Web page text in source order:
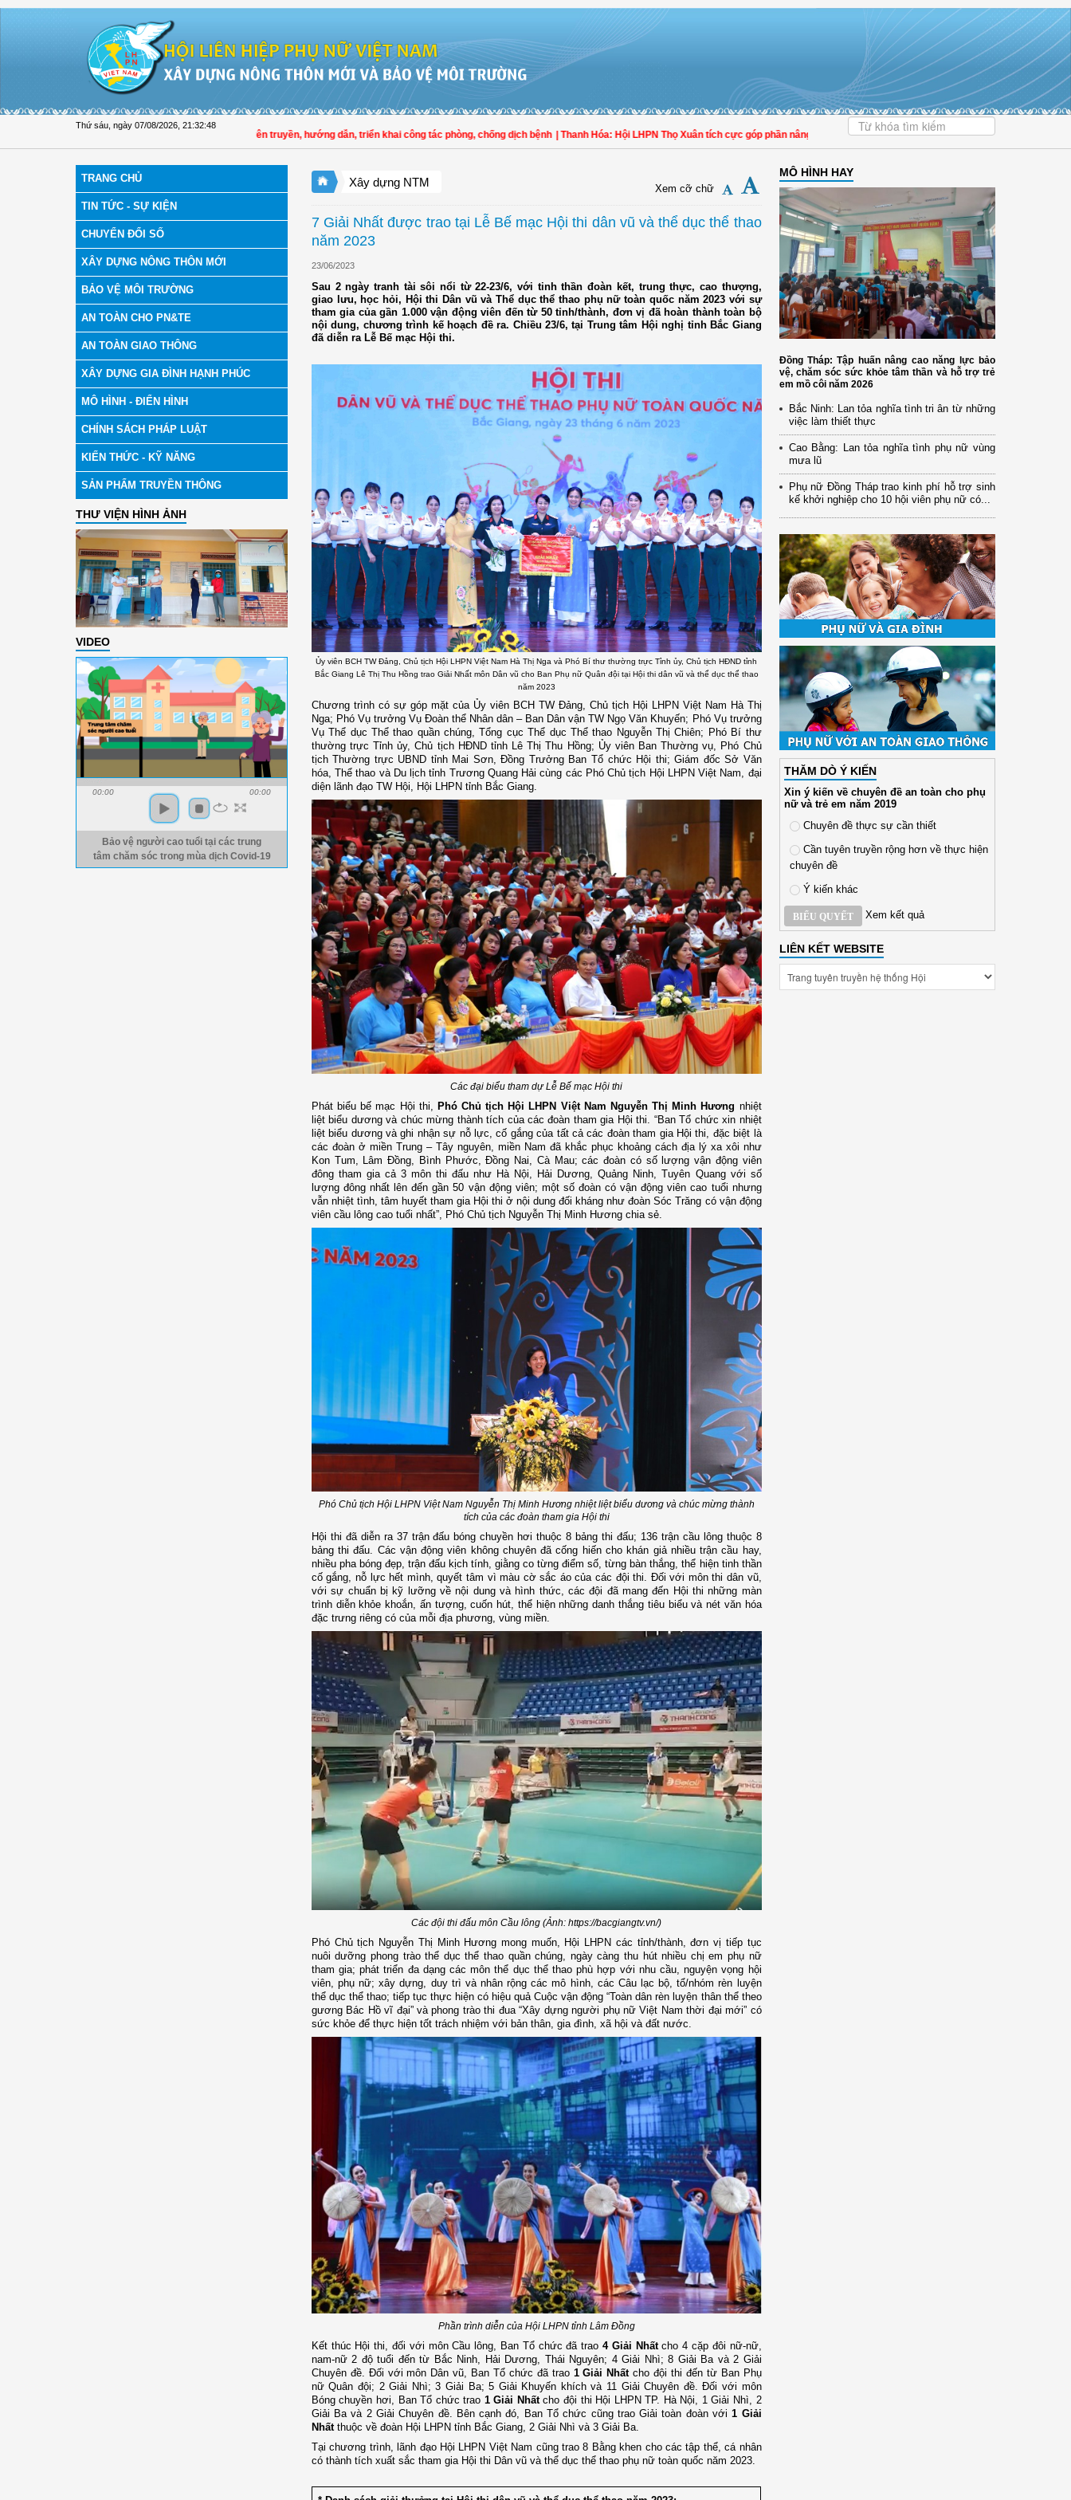
Thứ sáu, ngày 07/08/2026 21:32:49
Hội LHPN tỉnh Đồng Tháp tuyên truyền, hướng dẫn, triển khai công tác phòng, chống dịch bệnh | Thanh Hóa: Hội LHPN Thọ Xuân tích cực góp phần nâng cao tỷ lệ người dân tham gia bảo hiểm y tế
TRANG CHỦ
TIN TỨC - SỰ KIỆN
CHUYỂN ĐỔI SỐ
XÂY DỰNG NÔNG THÔN MỚI
BẢO VỆ MÔI TRƯỜNG
AN TOÀN CHO PN&TE
AN TOÀN GIAO THÔNG
XÂY DỰNG GIA ĐÌNH HẠNH PHÚC
MÔ HÌNH - ĐIỂN HÌNH
CHÍNH SÁCH PHÁP LUẬT
KIẾN THỨC - KỸ NĂNG
SẢN PHẨM TRUYỀN THÔNG
THƯ VIỆN HÌNH ẢNH
VIDEO
00:00 00:00
Bảo vệ người cao tuổi tại các trung
tâm chăm sóc trong mùa dịch Covid-19
Xây dựng NTM Xem cỡ chữ
7 Giải Nhất được trao tại Lễ Bế mạc Hội thi dân vũ và thể dục thể thao
năm 2023
23/06/2023
Sau 2 ngày tranh tài sôi nổi từ 22-23/6, với tinh thần đoàn kết, trung thực, cao thượng,
giao lưu, học hỏi, Hội thi Dân vũ và Thể dục thể thao phụ nữ toàn quốc năm 2023 với sự
tham gia của gần 1.000 vận động viên đến từ 50 tỉnh/thành, đơn vị đã hoàn thành toàn bộ
nội dung, chương trình kế hoạch đề ra. Chiều 23/6, tại Trung tâm Hội nghị tỉnh Bắc Giang
đã diễn ra Lễ Bế mạc Hội thi.
Ủy viên BCH TW Đảng, Chủ tịch Hội LHPN Việt Nam Hà Thị Nga và Phó Bí thư thường trực Tỉnh ủy, Chủ tịch HĐND tỉnh
Bắc Giang Lê Thị Thu Hồng trao Giải Nhất môn Dân vũ cho Ban Phụ nữ Quân đội tại Hội thi dân vũ và thể dục thể thao
năm 2023
Chương trình có sự góp mặt của Ủy viên BCH TW Đảng, Chủ tịch Hội LHPN Việt Nam Hà Thị
Nga; Phó Vụ trưởng Vụ Đoàn thể Nhân dân – Ban Dân vận TW Ngọ Văn Khuyến; Phó Vụ trưởng
Vụ Thể dục Thể thao quần chúng, Tổng cục Thể dục Thể thao Nguyễn Thị Chiên; Phó Bí thư
thường trực Tỉnh ủy, Chủ tịch HĐND tỉnh Lê Thị Thu Hồng; Ủy viên Ban Thường vụ, Phó Chủ
tịch Thường trực UBND tỉnh Mai Sơn, Đồng Trưởng Ban Tổ chức Hội thi; Giám đốc Sở Văn
hóa, Thể thao và Du lịch tỉnh Trương Quang Hải cùng các Phó Chủ tịch Hội LHPN Việt Nam, đại
diện lãnh đạo TW Hội, Hội LHPN tỉnh Bắc Giang.
Các đại biểu tham dự Lễ Bế mạc Hội thi
Phát biểu bế mạc Hội thi, Phó Chủ tịch Hội LHPN Việt Nam Nguyễn Thị Minh Hương nhiệt
liệt biểu dương và chúc mừng thành tích của các đoàn tham gia Hội thi. “Ban Tổ chức xin nhiệt
liệt biểu dương và ghi nhận sự nỗ lực, cố gắng của tất cả các đoàn tham gia Hội thi, đặc biệt là
các đoàn ở miền Trung – Tây nguyên, miền Nam đã khắc phục khoảng cách địa lý xa xôi như
Kon Tum, Lâm Đồng, Bình Phước, Đồng Nai, Cà Mau; các đoàn có số lượng vận động viên
đông tham gia cả 3 môn thi đấu như Hà Nội, Hải Dương, Quảng Ninh, Tuyên Quang với số
lượng đông nhất lên đến gần 50 vận động viên; một số đoàn có vận động viên cao tuổi nhưng
vẫn nhiệt tình, tâm huyết tham gia Hội thi ở nội dung đối kháng như đoàn Sóc Trăng có vận động
viên cầu lông cao tuổi nhất”, Phó Chủ tịch Nguyễn Thị Minh Hương chia sẻ.
Phó Chủ tịch Hội LHPN Việt Nam Nguyễn Thị Minh Hương nhiệt liệt biểu dương và chúc mừng thành
tích của các đoàn tham gia Hội thi
Hội thi đã diễn ra 37 trận đấu bóng chuyền hơi thuộc 8 bảng thi đấu; 136 trận cầu lông thuộc 8
bảng thi đấu. Các vận động viên không chuyên đã cống hiến cho khán giả nhiều trận cầu hay,
nhiều pha bóng đẹp, trận đấu kịch tính, giằng co từng điểm số, từng bàn thắng, thể hiện tinh thần
cố gắng, nỗ lực hết mình, quyết tâm vì màu cờ sắc áo của các đội thi. Đối với môn thi dân vũ,
với sự chuẩn bị kỹ lưỡng về nội dung và hình thức, các đội đã mang đến Hội thi những màn
trình diễn khỏe khoắn, ấn tượng, cuốn hút, thể hiện những danh thắng tiêu biểu và nét văn hóa
đặc trưng riêng có của mỗi địa phương, vùng miền.
Các đội thi đấu môn Cầu lông (Ảnh: https://bacgiangtv.vn/)
Phó Chủ tịch Nguyễn Thị Minh Hương mong muốn, Hội LHPN các tỉnh/thành, đơn vị tiếp tục
nuôi dưỡng phong trào thể dục thể thao quần chúng, ngày càng thu hút nhiều chị em phụ nữ
tham gia; phát triển đa dạng các môn thể dục thể thao phù hợp với nhu cầu, nguyện vọng hội
viên, phụ nữ; xây dựng, duy trì và nhân rộng các mô hình, các Câu lạc bộ, tổ/nhóm rèn luyện
thể dục thể thao; tiếp tục thực hiện có hiệu quả Cuộc vận động “Toàn dân rèn luyện thân thể theo
gương Bác Hồ vĩ đại” và phong trào thi đua “Xây dựng người phụ nữ Việt Nam thời đại mới” có
sức khỏe để thực hiện tốt trách nhiệm với bản thân, gia đình, xã hội và đất nước.
Phần trình diễn của Hội LHPN tỉnh Lâm Đồng
Kết thúc Hội thi, đối với môn Cầu lông, Ban Tổ chức đã trao4 Giải Nhấtcho 4 cặp đôi nữ-nữ,
nam-nữ 2 độ tuổi đến từ Bắc Ninh, Hải Dương, Thái Nguyên; 4 Giải Nhì; 8 Giải Ba và 2 Giải
Chuyên đề. Đối với môn Dân vũ, Ban Tổ chức đã trao 1 Giải Nhấtcho đội thi đến từ Ban Phụ
nữ Quân đội; 2 Giải Nhì; 3 Giải Ba; 5 Giải Khuyến khích và 11 Giải Chuyên đề. Đối với môn
Bóng chuyền hơi, Ban Tổ chức trao 1 Giải Nhấtcho đội thi Hội LHPN TP. Hà Nội, 1 Giải Nhì, 2
Giải Ba và 2 Giải Chuyên đề. Bên cạnh đó, Ban Tổ chức cũng trao Giải toàn đoàn với1 Giải
Nhấtthuộc về đoàn Hội LHPN tỉnh Bắc Giang, 2 Giải Nhì và 3 Giải Ba.
Tại chương trình, lãnh đạo Hội LHPN Việt Nam cũng trao 8 Bằng khen cho các tập thể, cá nhân
có thành tích xuất sắc tham gia Hội thi Dân vũ và thể dục thể thao phụ nữ toàn quốc năm 2023.
MÔ HÌNH HAY
Đồng Tháp: Tập huấn nâng cao năng lực bảo
vệ, chăm sóc sức khỏe tâm thần và hỗ trợ trẻ
em mồ côi năm 2026
Bắc Ninh: Lan tỏa nghĩa tình tri ân từ những
việc làm thiết thực
Cao Bằng: Lan tỏa nghĩa tình phụ nữ vùng
mưa lũ
Phụ nữ Đồng Tháp trao kinh phí hỗ trợ sinh
kế khởi nghiệp cho 10 hội viên phụ nữ có...
THĂM DÒ Ý KIẾN
Xin ý kiến về chuyên đề an toàn cho phụ
nữ và trẻ em năm 2019
Chuyên đề thực sự cần thiết
Cần tuyên truyền rộng hơn về thực hiện
chuyên đề
Ý kiến khác
BIỂU QUYẾT Xem kết quả
LIÊN KẾT WEBSITE